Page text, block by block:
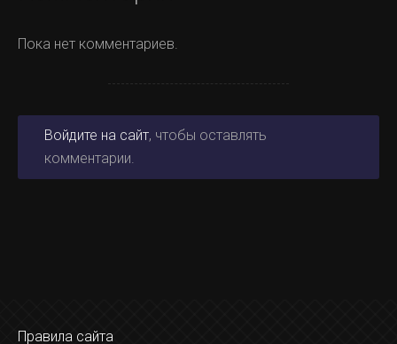
Пока нет комментариев.
Войдите на сайт, чтобы оставлять
комментарии.
Правила сайта